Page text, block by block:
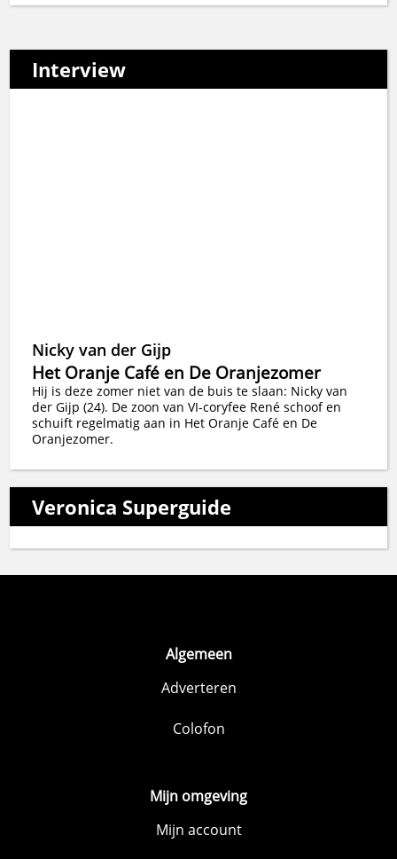
Interview
Nicky van der Gijp
Het Oranje Café en De Oranjezomer
Hij is deze zomer niet van de buis te slaan: Nicky van
der Gijp (24). De zoon van VI-coryfee René schoof en
schuift regelmatig aan in Het Oranje Café en De
Oranjezomer.
Veronica Superguide
Algemeen
Adverteren
Colofon
Mijn omgeving
Mijn account